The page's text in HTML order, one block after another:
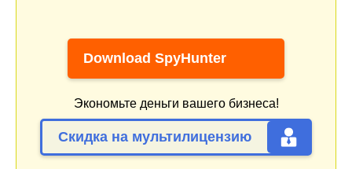
Download SpyHunter
Экономьте деньги вашего бизнеса!
Скидка на мультилицензию